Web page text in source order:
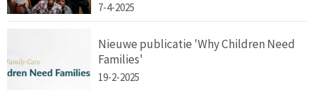
7-4-2025
Nieuwe publicatie 'Why Children Need
Families'
19-2-2025